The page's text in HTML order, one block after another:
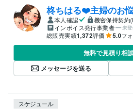
柊ちはる❤️主婦のお
本人確認
機密保持契約
インボイス発行事業者
未
総販売実績1,372評価 5.0フ
無料で見積り相
メッセージを送る
スケジュール